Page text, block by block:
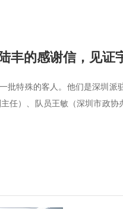
丰的感谢信，见证
批特殊的客人。他们是深圳
任）、队员王敏（深圳市政